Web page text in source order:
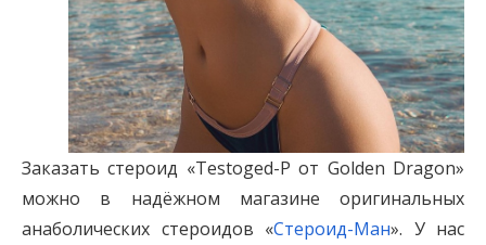
Заказать стероид «Testoged-P от Golden Dragon»
можно в надёжном магазине оригинальных
анаболических стероидов «Стероид-Ман». У нас